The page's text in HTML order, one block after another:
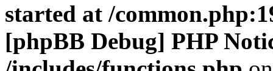
started at /
[phpBB Debug] PHP